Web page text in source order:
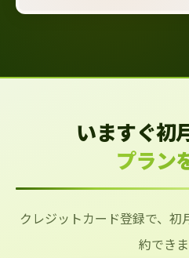
いますぐ初
プラン
クレジットカード登録で、
約できま